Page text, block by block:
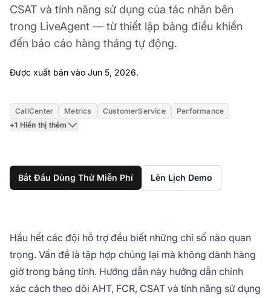
CSAT và tính năng sử dụng của tác nhân bên
trong LiveAgent — từ thiết lập bảng điều khiển
đến báo cáo hàng tháng tự động.
Được xuất bản vào Jun 5, 2026.
CallCenter Metrics CustomerService
Performance
+1 Hiển thị thêm
Bắt Đầu Dùng Thử Miễn Phí Lên Lịch Demo
Hầu hết các đội hỗ trợ đều biết những chỉ số nào quan
trọng. Vấn đề là tập hợp chúng lại mà không dành hàng
giờ trong bảng tính. Hướng dẫn này hướng dẫn chính
xác cách theo dõi AHT, FCR, CSAT và tính năng sử dụng